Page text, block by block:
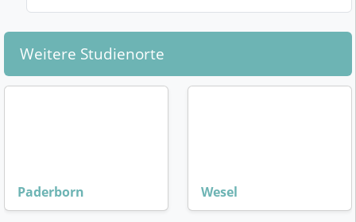
Weitere Studienorte
Paderborn Wesel